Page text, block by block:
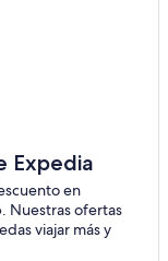
Expedia
en
Nuestras ofertas
viajar más y